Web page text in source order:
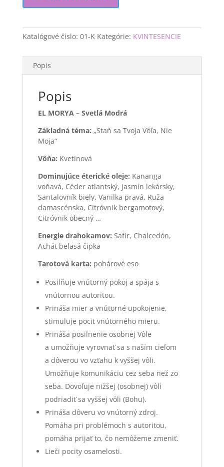
Svetlá
Katalógové číslo: 01-K Kategórie: KVINTESENCIE
Popis
Popis
EL MORYA – Svetlá Modrá
Základná téma: „Staň sa Tvoja Vôľa, Nie
Moja“
Vôňa: Kvetinová
Dominujúce éterické oleje: Kananga
voňavá, Céder atlantský, Jasmín lekársky,
Santalovník biely, Vanilka pravá, Ruža
damascénska, Citróvnik bergamotový,
Citróvnik obecný …
Energie drahokamov: Safír, Chalcedón,
Achát belasá čipka
Tarotová karta: pohárové eso
Posilňuje vnútorný pokoj a spája s
vnútornou autoritou.
Prináša mier a vnútorné upokojenie,
stimuluje pocit vnútorného mieru.
Prináša posilnenie osobnej Vôle
a umožňuje vyrovnať sa s naším cieľom
a dôverou vo vzťahu k vyššej vôli.
Umožňuje komunikáciu cez seba než zo
seba. Dovoľuje nižšej (osobnej) vôli
podriadiť sa vyššej vôli (Bohu).
Prináša dôveru vo vnútorný zdroj.
Pomáha pri problémoch s autoritou,
pomáha prijať to, čo nemôžeme zmeniť.
Lieči pocity osamelosti.